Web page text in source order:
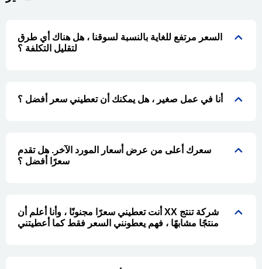
السعر مرتفع للغاية بالنسبة لسوقنا ، هل هناك أي طرق
لتقليل التكلفة ؟
أنا في عمل صغير ، هل يمكنك أن تعطيني سعر أفضل ؟
سعرك أعلى من عرض أسعار المورد الآخر. هل تقدم
سعرًا أفضل ؟
أنت تعطيني سعرًا مجنونًا ، وأنا أعلم أن XX شركة تنتج
منتجًا مشابهًا ، فهم يعطونني السعر فقط كما أعطيتني